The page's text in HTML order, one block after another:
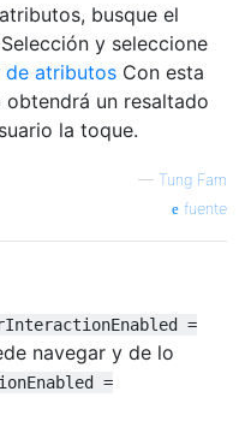
busque el
y seleccione
de atributos Con esta
un resaltado
la toque.
— Tung Fam
fuente
=
navegar y de lo
=